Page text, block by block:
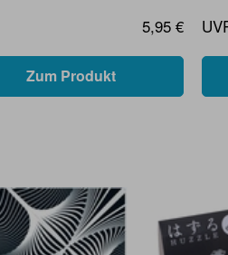
5,95 €
Zum Produkt